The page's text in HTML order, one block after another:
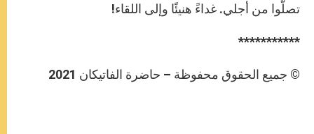
تصلّوا من أجلي. غداءً هنيئًا وإلى اللقاء!
***********
© جميع الحقوق محفوظة – حاضرة الفاتيكان 2021